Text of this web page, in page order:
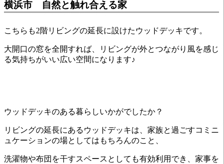
横浜市 自然と触れ合える家
こちらも2階リビングの延長に設けたウッドデッキです。
大開口の窓を全開すれば、リビングが外とつながり風を感じ
る気持ちがいい広い空間になります♪
ウッドデッキのある暮らしいかがでしたか？
リビングの延長にあるウッドデッキは、家族と過ごすコミニ
ュケーションの場としてはもちろんのこと、
洗濯物や布団を干すスペースとしても有効利用でき、家事を